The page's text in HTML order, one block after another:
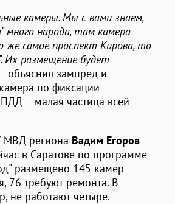
камеры. Мы с вами знаем,
много народа, там камера
же самое проспект Кирова, то
Их размещение будет
- объяснил зампред и
по фиксации
– малая частица всей
МВД региона Вадим Егоров
в Саратове по программе
размещено 145 камер
76 требуют ремонта. В
не работают четыре.